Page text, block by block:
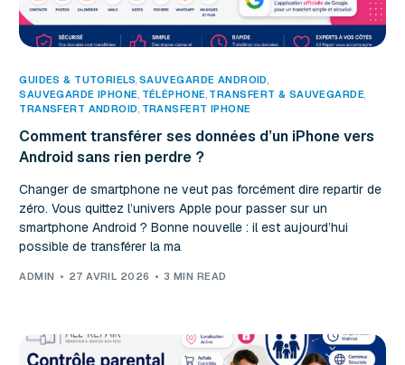
GUIDES & TUTORIELS,SAUVEGARDE ANDROID
SAUVEGARDE IPHONE, TÉLÉPHONE, TRANSFERT & SAUVEGARDE
TRANSFERT ANDROID, TRANSFERT IPHONE
Comment transférer ses données d’un iPhone vers
Android sans rien perdre ?
Changer de smartphone ne veut pas forcément dire repartir de
zéro. Vous quittez l’univers Apple pour passer sur un
smartphone Android ? Bonne nouvelle : il est aujourd’hui
possible de transférer la ma
ADMIN 27 AVRIL 2026 3 MIN READ